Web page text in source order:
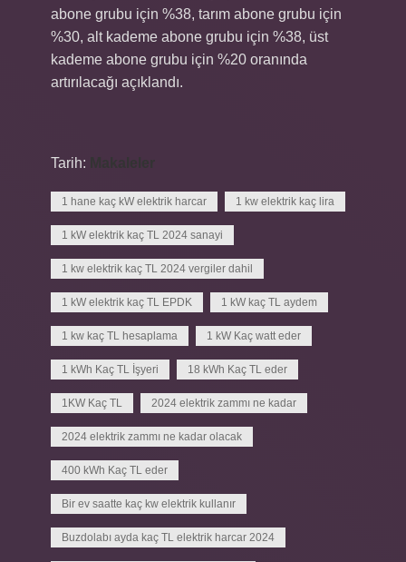
abone grubu için %38, tarım abone grubu için
%30, alt kademe abone grubu için %38, üst
kademe abone grubu için %20 oranında
artırılacağı açıklandı.
Tarih:
1 hane kaç kW elektrik harcar 1 kw elektrik kaç lira
1 kW elektrik kaç TL 2024 sanayi
1 kw elektrik kaç TL 2024 vergiler dahil
1 kW elektrik kaç TL EPDK 1 kW kaç TL aydem
1 kw kaç TL hesaplama 1 kW Kaç watt eder
1 kWh Kaç TL İşyeri 18 kWh Kaç TL eder
1KW Kaç TL 2024 elektrik zammı ne kadar
2024 elektrik zammı ne kadar olacak
400 kWh Kaç TL eder
Bir ev saatte kaç kw elektrik kullanır
Buzdolabı ayda kaç TL elektrik harcar 2024